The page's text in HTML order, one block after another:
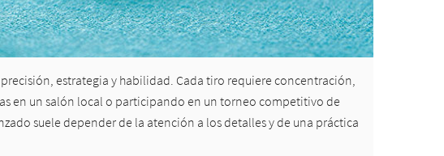
estrategia y habilidad. Cada tiro requiere concentración,
en un salón local o participando en un torneo competitivo de
suele depender de la atención a los detalles y de una práctica